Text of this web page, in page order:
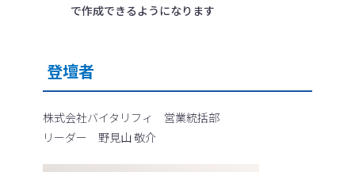
で作成できるようになります
登壇者
株式会社バイタリフィ 営業統括部
リーダー 野見山 敬介